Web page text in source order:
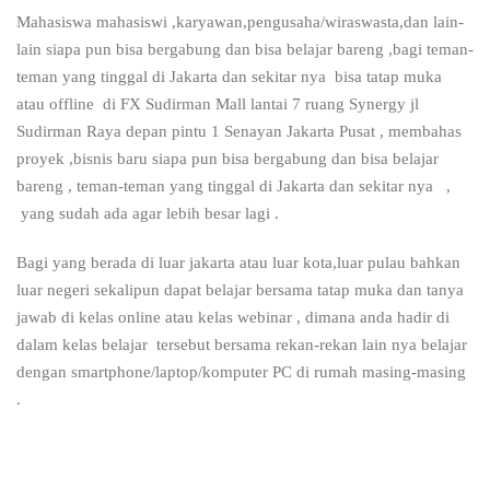
Mahasiswa mahasiswi ,karyawan,pengusaha/wiraswasta,dan lain-
lain siapa pun bisa bergabung dan bisa belajar bareng ,bagi teman-
teman yang tinggal di Jakarta dan sekitar nya bisa tatap muka
atau offline di FX Sudirman Mall lantai 7 ruang Synergy jl
Sudirman Raya depan pintu 1 Senayan Jakarta Pusat , membahas
proyek ,bisnis baru siapa pun bisa bergabung dan bisa belajar
bareng , teman-teman yang tinggal di Jakarta dan sekitar nya ,
yang sudah ada agar lebih besar lagi .
Bagi yang berada di luar jakarta atau luar kota,luar pulau bahkan
luar negeri sekalipun dapat belajar bersama tatap muka dan tanya
jawab di kelas online atau kelas webinar , dimana anda hadir di
dalam kelas belajar tersebut bersama rekan-rekan lain nya belajar
dengan smartphone/laptop/komputer PC di rumah masing-masing
.